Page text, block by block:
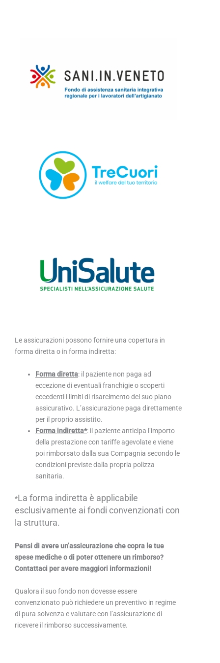
Le assicurazioni possono fornire una copertura in
forma diretta o in forma indiretta:
Forma diretta: il paziente non paga ad
eccezione di eventuali franchigie o scoperti
eccedenti i limiti di risarcimento del suo piano
assicurativo. L’assicurazione paga direttamente
per il proprio assistito.
Forma indiretta*: il paziente anticipa l’importo
della prestazione con tariffe agevolate e viene
poi rimborsato dalla sua Compagnia secondo le
condizioni previste dalla propria polizza
sanitaria.
*La forma indiretta è applicabile
esclusivamente ai fondi convenzionati con
la struttura.
Pensi di avere un’assicurazione che copra le tue
spese mediche o di poter ottenere un rimborso?
Contattaci per avere maggiori informazioni!
Qualora il suo fondo non dovesse essere
convenzionato può richiedere un preventivo in regime
di pura solvenza e valutare con l’assicurazione di
ricevere il rimborso successivamente.